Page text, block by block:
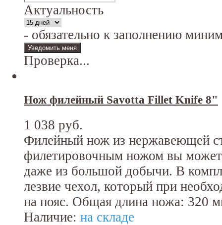
Актуальность
- обязательно к заполнению
Проверка...
Нож филейный Savotta Fillet Knife 8"
1 038 руб.
Филейный нож из нержавеющей
филетировочным ножом вы
даже из большой добычи. В
лезвие чехол, который при
на пояс. Общая длина ножа: 320
Наличие: на складе